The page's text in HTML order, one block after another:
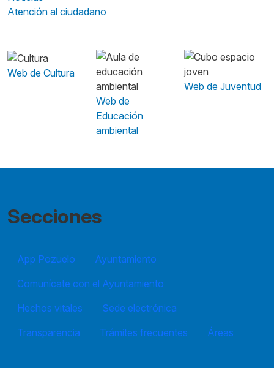
Atención al ciudadano
Web de Cultura
Web de
Educación
ambiental
Web de Juventud
Secciones
App Pozuelo
Ayuntamiento
Comunícate con el Ayuntamiento
Hechos vitales
Sede electrónica
Transparencia
Trámites frecuentes Áreas